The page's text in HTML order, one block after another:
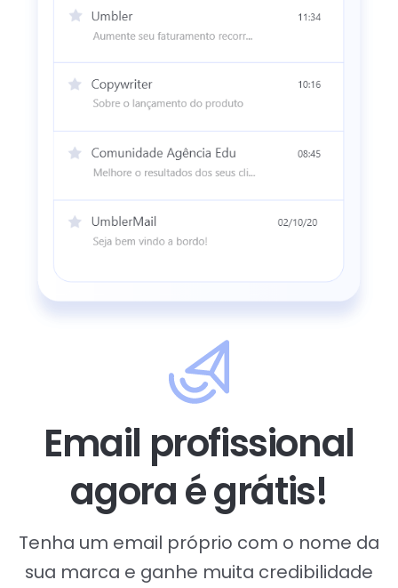
Email profissional
agora é grátis!
Tenha um email próprio com o nome da
sua marca e ganhe muita credibilidade